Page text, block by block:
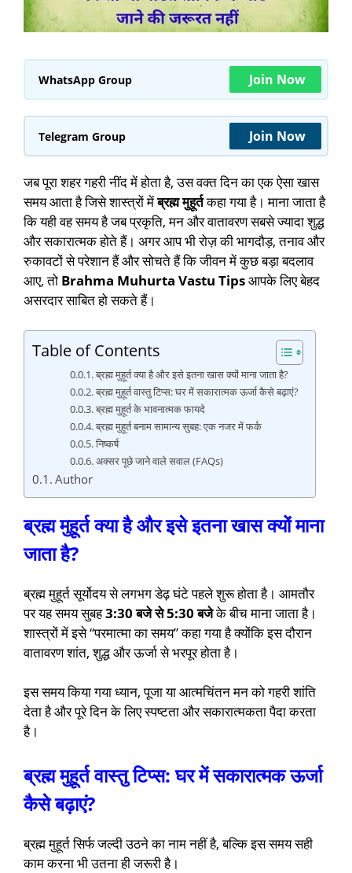
WhatsApp Group Join Now
Telegram Group Join Now
जब पूरा शहर गहरी नींद में होता है, उस वक्त दिन का एक ऐसा खास
समय आता है जिसे शास्त्रों मेंब्रह्म मुहूर्तकहा गया है। माना जाता है
कि यही वह समय है जब प्रकृति, मन और वातावरण सबसे ज्यादा शुद्ध
और सकारात्मक होते हैं। अगर आप भी रोज़ की भागदौड़, तनाव और
रुकावटों से परेशान हैं और सोचते हैं कि जीवन में कुछ बड़ा बदलाव
आए, तो Brahma Muhurta Vastu Tipsआपके लिए बेहद
असरदार साबित हो सकते हैं।
Table of Contents
ब्रह्म मुहूर्त क्या है और इसे इतना खास क्यों माना जाता है?
ब्रह्म मुहूर्त वास्तु टिप्स: घर में सकारात्मक ऊर्जा कैसे बढ़ाएं?
ब्रह्म मुहूर्त के भावनात्मक फायदे
ब्रह्म मुहूर्त बनाम सामान्य सुबह: एक नजर में फर्क
निष्कर्ष
अक्सर पूछे जाने वाले सवाल (FAQs)
Author
ब्रह्म मुहूर्त क्या है और इसे इतना खास क्यों माना
जाता है?
ब्रह्म मुहूर्त सूर्योदय से लगभग डेढ़ घंटे पहले शुरू होता है। आमतौर
पर यह समय सुबह3:30 बजे से 5:30 बजेके बीच माना जाता है।
शास्त्रों में इसे “परमात्मा का समय” कहा गया है क्योंकि इस दौरान
वातावरण शांत, शुद्ध और ऊर्जा से भरपूर होता है।
इस समय किया गया ध्यान, पूजा या आत्मचिंतन मन को गहरी शांति
देता है और पूरे दिन के लिए स्पष्टता और सकारात्मकता पैदा करता
है।
ब्रह्म मुहूर्त वास्तु टिप्स: घर में सकारात्मक ऊर्जा
कैसे बढ़ाएं?
ब्रह्म मुहूर्त सिर्फ जल्दी उठने का नाम नहीं है, बल्कि इस समय सही
काम करना भी उतना ही जरूरी है।